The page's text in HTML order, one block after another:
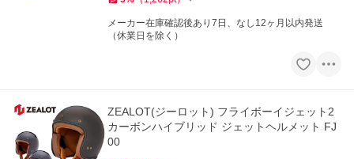
メーカー在庫確認後あり7日、なし12ヶ月以内発送
（休業日を除く）
ZEALOT(ジーロット) フライボーイジェット2
カーボンハイブリッド ジェットヘルメット FJ
00